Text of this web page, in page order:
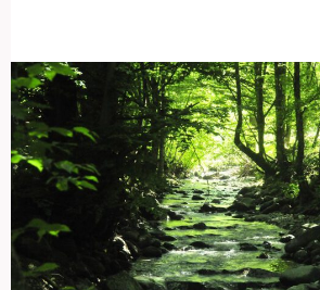
Essbares
Unkraut